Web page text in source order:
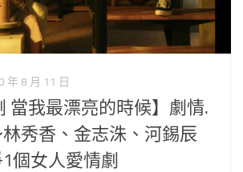
年 8 月 11 日
當我最漂亮的時候】劇情.
秀香、金志洙、河錫辰
個女人愛情劇